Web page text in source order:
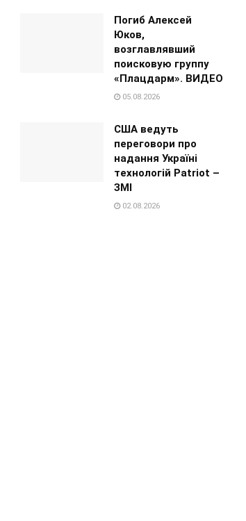
Погиб Алексей
Юков,
возглавлявший
поисковую группу
«Плацдарм». ВИДЕО
05.08.2026
США ведуть
переговори про
надання Україні
технологій Patriot –
ЗМІ
02.08.2026